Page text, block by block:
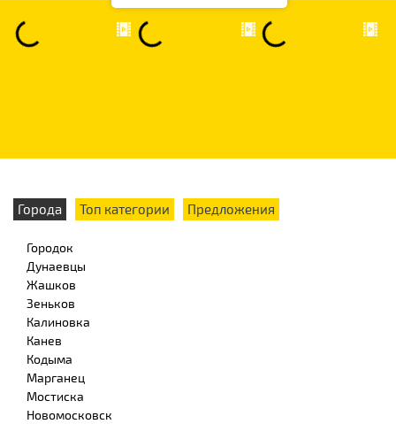
Города Топ категории Предложения
Городок
Дунаевцы
Жашков
Зеньков
Калиновка
Канев
Кодыма
Марганец
Мостиска
Новомосковск